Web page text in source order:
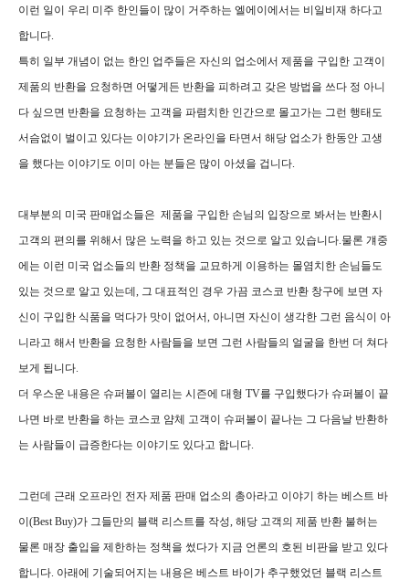
이런 일이 우리 미주 한인들이 많이 거주하는 엘에이에서는 비일비재 하다고
합니다.
특히 일부 개념이 없는 한인 업주들은 자신의 업소에서 제품을 구입한 고객이
제품의 반환을 요청하면 어떻게든 반환을 피하려고 갖은 방법을 쓰다 정 아니
다 싶으면 반환을 요청하는 고객을 파렴치한 인간으로 몰고가는 그런 행태도
서슴없이 벌이고 있다는 이야기가 온라인을 타면서 해당 업소가 한동안 고생
을 했다는 이야기도 이미 아는 분들은 많이 아셨을 겁니다.
대부분의 미국 판매업소들은 제품을 구입한 손님의 입장으로 봐서는 반환시
고객의 편의를 위해서 많은 노력을 하고 있는 것으로 알고 있습니다.물론 걔중
에는 이런 미국 업소들의 반환 정책을 교묘하게 이용하는 몰염치한 손님들도
있는 것으로 알고 있는데, 그 대표적인 경우 가끔 코스코 반환 창구에 보면 자
신이 구입한 식품을 먹다가 맛이 없어서, 아니면 자신이 생각한 그런 음식이 아
니라고 해서 반환을 요청한 사람들을 보면 그런 사람들의 얼굴을 한번 더 쳐다
보게 됩니다.
더 우스운 내용은 슈퍼볼이 열리는 시즌에 대형 TV를 구입했다가 슈퍼볼이 끝
나면 바로 반환을 하는 코스코 얌체 고객이 슈퍼볼이 끝나는 그 다음날 반환하
는 사람들이 급증한다는 이야기도 있다고 합니다.
그런데 근래 오프라인 전자 제품 판매 업소의 총아라고 이야기 하는 베스트 바
이(Best Buy)가 그들만의 블랙 리스트를 작성, 해당 고객의 제품 반환 불허는
물론 매장 출입을 제한하는 정책을 썼다가 지금 언론의 호된 비판을 받고 있다
합니다. 아래에 기술되어지는 내용은 베스트 바이가 추구했었던 블랙 리스트